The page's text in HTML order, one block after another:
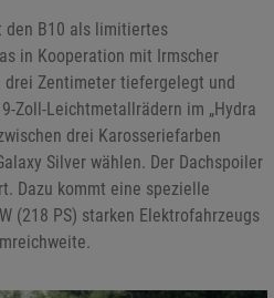
den B10 als limitiertes
in Kooperation mit Irmscher
drei Zentimeter tiefergelegt und
Zoll-Leichtmetallrädern im „Hydra
drei Karosseriefarben
Silver wählen. Der Dachspoiler
Dazu kommt eine spezielle
(218 PS) starken Elektrofahrzeugs